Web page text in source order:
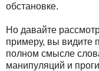
обстановке.
Но давайте
примеру, вы видите
полном смысле
манипуляций и